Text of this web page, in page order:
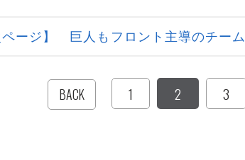
ページ】 巨人もフロント主導のチー
BACK 1 2 3